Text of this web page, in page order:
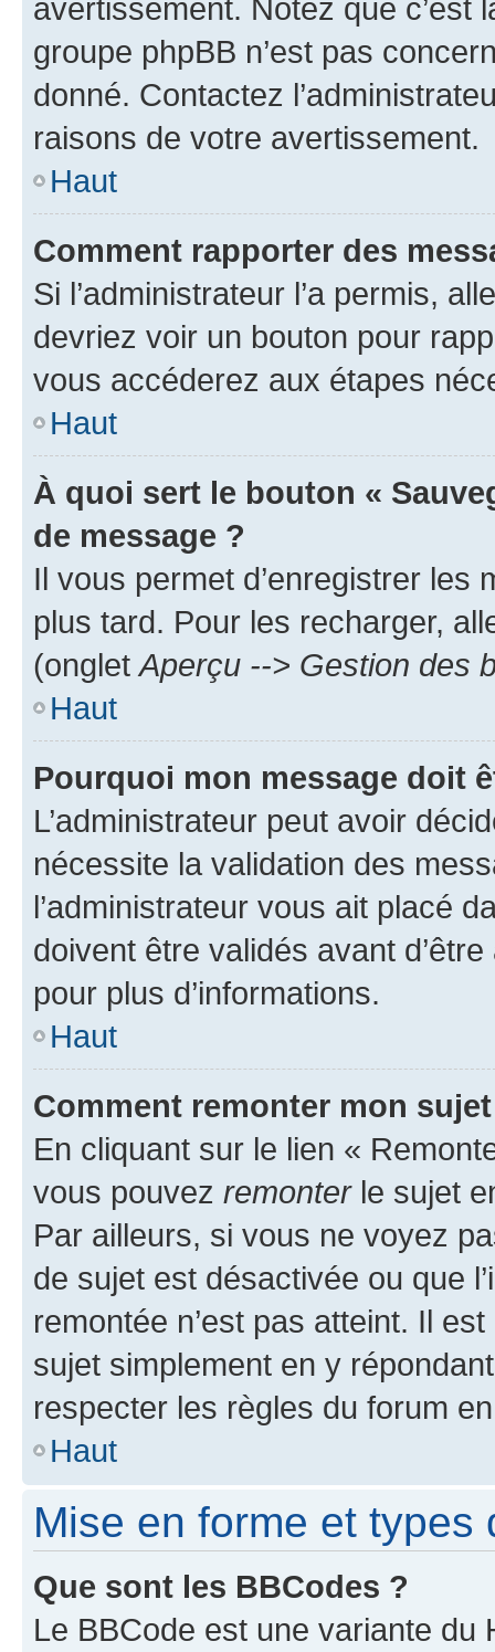
avertissement. Notez que c’est
groupe phpBB n’est pas
donné. Contactez
raisons de votre avertissement.
Haut
Comment rapporter des
Si l’administrateur l’a permis,
devriez voir un bouton pour
vous accéderez aux étapes
Haut
À quoi sert le bouton «
de message ?
Il vous permet d’enregistrer
plus tard. Pour les recharger,
(onglet Aperçu --> Gestion des
Haut
Pourquoi mon message doit
L’administrateur peut avoir
nécessite la validation des
l’administrateur vous ait placé
doivent être validés avant
pour plus d’informations.
Haut
Comment remonter mon
En cliquant sur le lien «
vous pouvez remonterle sujet
Par ailleurs, si vous ne voyez
de sujet est désactivée ou que
remontée n’est pas atteint. Il
sujet simplement en y
respecter les règles du forum
Haut
Mise en forme et types
Que sont les BBCodes ?
Le BBCode est une variante du